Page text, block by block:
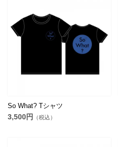
So What? Tシャツ
3,500円 （税込）